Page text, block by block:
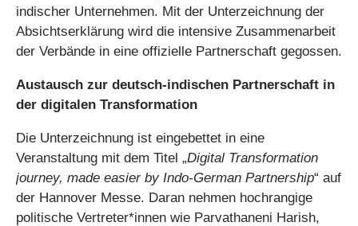
indischer Unternehmen. Mit der Unterzeichnung der
Absichtserklärung wird die intensive Zusammenarbeit
der Verbände in eine offizielle Partnerschaft gegossen.
Austausch zur deutsch-indischen Partnerschaft in
der digitalen Transformation
Die Unterzeichnung ist eingebettet in eine
Veranstaltung mit dem Titel „Digital Transformation
journey, made easier by Indo-German Partnership“ auf
der Hannover Messe. Daran nehmen hochrangige
politische Vertreter*innen wie Parvathaneni Harish,